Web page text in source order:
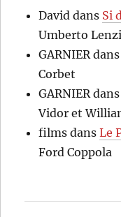
David dans Si
Umberto Lenzi
GARNIER
Corbet
GARNIER
Vidor et
films dansLe
Ford Coppola